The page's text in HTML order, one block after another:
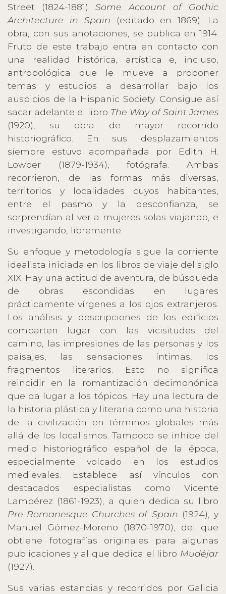
Street (1824-1881) Some Account of Gothic
Architecture in Spain (editado en 1869). La
obra, con sus anotaciones, se publica en 1914.
Fruto de este trabajo entra en contacto con
una realidad histórica, artística e, incluso,
antropológica que le mueve a proponer
temas y estudios a desarrollar bajo los
auspicios de la Hispanic Society. Consigue así
sacar adelante el libro The Way of Saint James
(1920), su obra de mayor recorrido
historiográfico. En sus desplazamientos
siempre estuvo acompañada por Edith H.
Lowber (1879-1934), fotógrafa. Ambas
recorrieron, de las formas más diversas,
territorios y localidades cuyos habitantes,
entre el pasmo y la desconfianza, se
sorprendían al ver a mujeres solas viajando, e
investigando, libremente.
Su enfoque y metodología sigue la corriente
idealista iniciada en los libros de viaje del siglo
XIX. Hay una actitud de aventura, de búsqueda
de obras escondidas en lugares
prácticamente vírgenes a los ojos extranjeros.
Los análisis y descripciones de los edificios
comparten lugar con las vicisitudes del
camino, las impresiones de las personas y los
paisajes, las sensaciones íntimas, los
fragmentos literarios. Esto no significa
reincidir en la romantización decimonónica
que da lugar a los tópicos. Hay una lectura de
la historia plástica y literaria como una historia
de la civilización en términos globales más
allá de los localismos. Tampoco se inhibe del
medio historiográfico español de la época,
especialmente volcado en los estudios
medievales. Establece así vínculos con
destacados especialistas como Vicente
Lampérez (1861-1923), a quien dedica su libro
Pre-Romanesque Churches of Spain (1924), y
Manuel Gómez-Moreno (1870-1970), del que
obtiene fotografías originales para algunas
publicaciones y al que dedica el libro Mudéjar
(1927).
Sus varias estancias y recorridos por Galicia